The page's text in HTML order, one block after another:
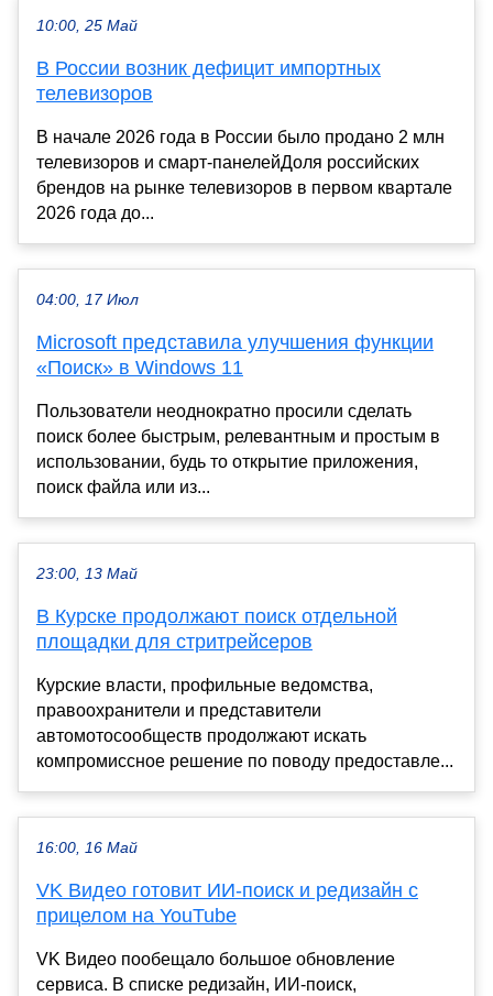
10:00, 25 Май
В России возник дефицит импортных
телевизоров
В начале 2026 года в России было продано 2 млн
телевизоров и смарт-панелейДоля российских
брендов на рынке телевизоров в первом квартале
2026 года до...
04:00, 17 Июл
Microsoft представила улучшения функции
«Поиск» в Windows 11
Пользователи неоднократно просили сделать
поиск более быстрым, релевантным и простым в
использовании, будь то открытие приложения,
поиск файла или из...
23:00, 13 Май
В Курске продолжают поиск отдельной
площадки для стритрейсеров
Курские власти, профильные ведомства,
правоохранители и представители
автомотосообществ продолжают искать
компромиссное решение по поводу предоставле...
16:00, 16 Май
VK Видео готовит ИИ-поиск и редизайн с
прицелом на YouTube
VK Видео пообещало большое обновление
сервиса. В списке редизайн, ИИ-поиск,